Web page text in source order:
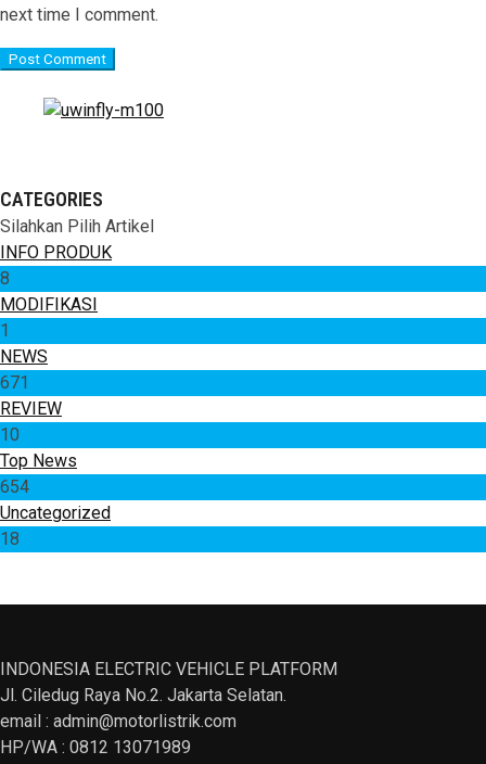
next time I comment.
CATEGORIES
Silahkan Pilih Artikel
INFO PRODUK
8
MODIFIKASI
1
NEWS
671
REVIEW
10
Top News
654
Uncategorized
18
INDONESIA ELECTRIC VEHICLE PLATFORM
Jl. Ciledug Raya No.2. Jakarta Selatan.
email : admin@motorlistrik.com
HP/WA : 0812 13071989